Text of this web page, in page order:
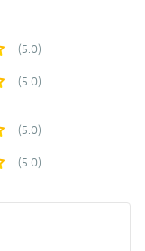
(5.0)
(5.0)
(5.0)
(5.0)